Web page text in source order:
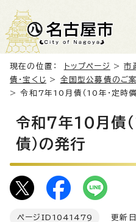
現在の位置： トップページ >市
債・宝くじ > 全国型公募債のご
> 令和7年10月債（10年・定時償
令和7年10月債
債）の発行
ページID 1041479 更新日